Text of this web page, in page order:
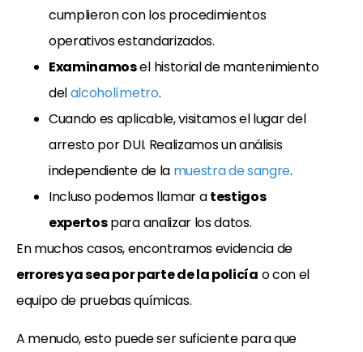
cumplieron con los procedimientos
operativos estandarizados.
Examinamosel historial de mantenimiento
delalcoholímetro.
Cuando es aplicable, visitamos el lugar del
arresto por DUI. Realizamos un análisis
independiente de la muestra de sangre.
Incluso podemos llamar atestigos
expertospara analizar los datos.
En muchos casos, encontramos evidencia de
errores ya sea por parte de la policía o con el
equipo de pruebas químicas.
A menudo, esto puede ser suficiente para que